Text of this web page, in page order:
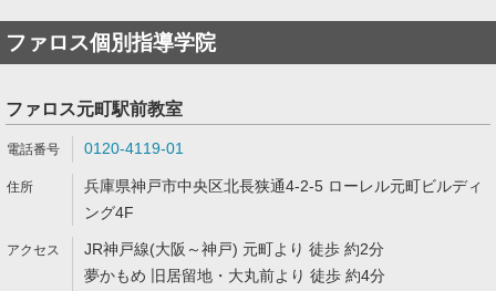
ファロス個別指導学院
ファロス元町駅前教室
0120-4119-01
兵庫県神戸市中央区北長狭通4-2-5 ローレル元町ビルディ
ング4F
JR神戸線(大阪～神戸) 元町より 徒歩 約2分
夢かもめ 旧居留地・大丸前より 徒歩 約4分